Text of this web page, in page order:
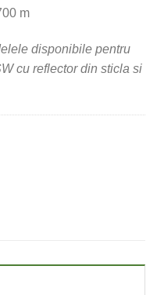
m
disponibile pentru
cu reflector din sticla si